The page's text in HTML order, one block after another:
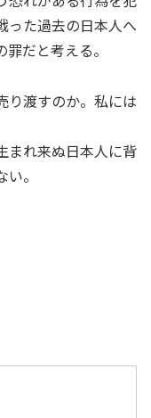
った過去の日本人へ
だと考える。
り渡すのか。私には
まれ来ぬ日本人に背
。